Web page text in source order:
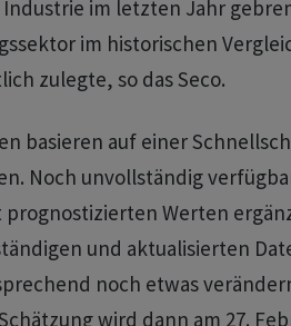
im letzten Jahr
im historischen
zulegte, so das Seco.
basieren auf einer
Noch unvollständig
Werten
und aktualisierten
noch etwas
wird dann am 27.